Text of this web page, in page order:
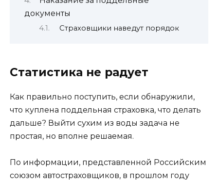
документы
Страховщики наведут порядок
Статистика не радует
Как правильно поступить, если обнаружили,
что куплена поддельная страховка, что делать
дальше? Выйти сухим из воды задача не
простая, но вполне решаемая.
По информации, представленной Российским
союзом автостраховщиков, в прошлом году